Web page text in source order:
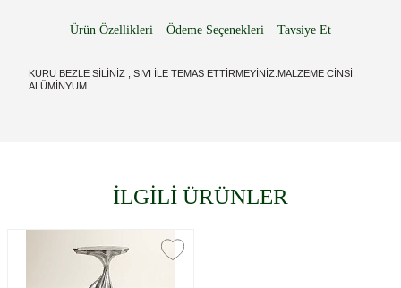
Ürün Özellikleri Ödeme Seçenekleri Tavsiye Et
KURU BEZLE SİLİNİZ , SIVI İLE TEMAS ETTİRMEYİNİZ.MALZEME CİNSİ:
ALÜMİNYUM
İLGİLİ ÜRÜNLER